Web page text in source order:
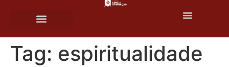
Tag: espiritualidade